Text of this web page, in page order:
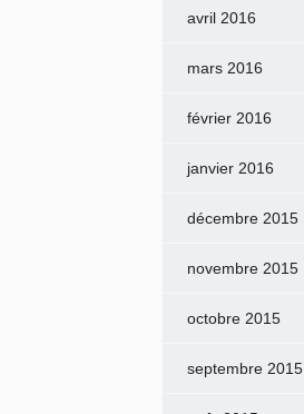
avril 2016
mars 2016
février 2016
janvier 2016
décembre 2015
novembre 2015
octobre 2015
septembre 2015